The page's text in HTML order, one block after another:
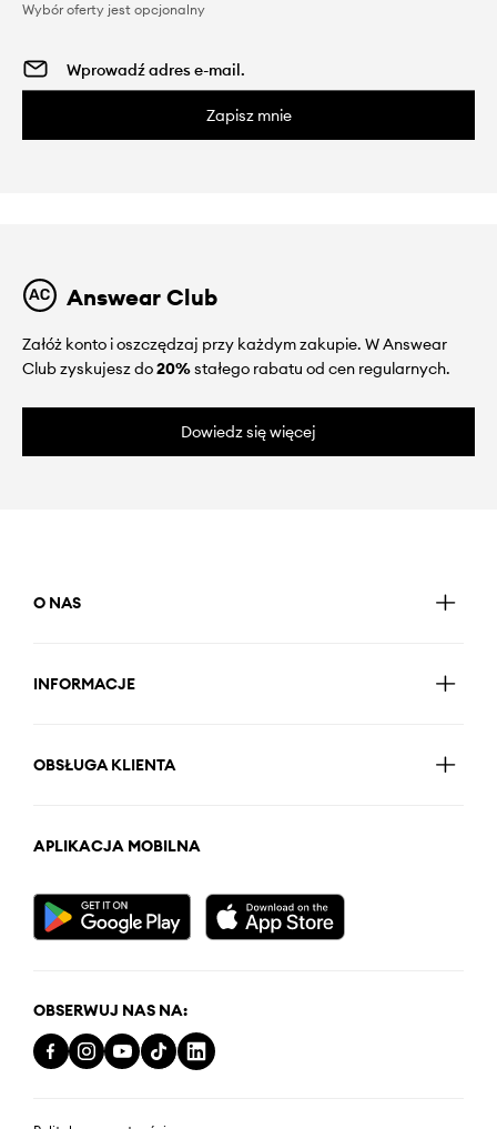
Wybór oferty jest opcjonalny
Zapisz mnie
Answear Club
Załóż konto i oszczędzaj przy każdym zakupie. W Answear
Club zyskujesz do20%stałego rabatu od cen regularnych.
Dowiedz się więcej
O NAS
INFORMACJE
OBSŁUGA KLIENTA
APLIKACJA MOBILNA
OBSERWUJ NAS NA: